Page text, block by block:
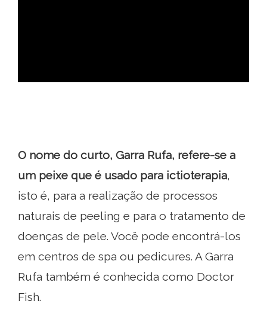
O nome do curto, Garra Rufa, refere-se a
um peixe que é usado para ictioterapia,
isto é, para a realização de processos
naturais de peeling e para o tratamento de
doenças de pele. Você pode encontrá-los
em centros de spa ou pedicures. A Garra
Rufa também é conhecida como Doctor
Fish.